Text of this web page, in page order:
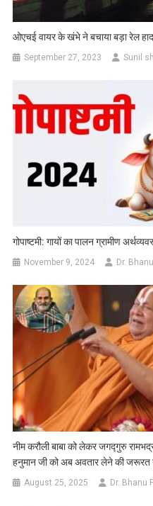
ओएचई वायर के खंभे ने बचाया बड़ा रेल
September 27, 2023 Sunil
गोपाष्टमी: गायों का पालन ग्रामीण
November 9, 2024 Dr.
नीम करौली बाबा को लेकर जगद्गुरु
हनुमान जी को अब अवतार लेने की जरूरत
August 25, 2025 Dr. Bhanu